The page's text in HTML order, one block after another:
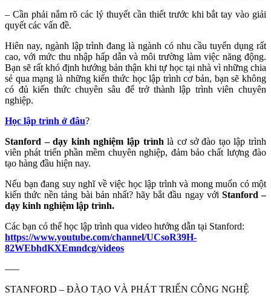
– Cần phải nắm rõ các lý thuyết cần thiết trước khi bắt tay vào giải
quyết các vấn đề.
Hiên nay, ngành lập trình đang là ngành có nhu cầu tuyển dụng rất
cao, với mức thu nhập hấp dẫn và môi trường làm việc năng động.
Bạn sẽ rất khó định hướng bản thận khi tự học tại nhà vì những chia
sẻ qua mạng là những kiến thức học lập trình cơ bản, bạn sẽ không
có đủ kiến thức chuyên sâu để trở thành lập trình viên chuyên
nghiệp.
Học lập trình ở đâu?
Stanford – dạy kinh nghiệm lập trình là cơ sở đào tạo lập trình
viên phát triển phần mềm chuyên nghiệp, đảm bảo chất lượng đào
tạo hàng đầu hiện nay.
Nếu bạn đang suy nghĩ về việc học lập trình và mong muốn có một
kiến thức nền tảng bài bản nhất? hãy bắt đầu ngay với Stanford –
dạy kinh nghiệm lập trình.
Các bạn có thể học lập trình qua video hướng dẫn tại Stanford:
https://www.youtube.com/channel/UCsoR39H-
82WEbhdKXEmndcg/videos
—–
STANFORD – ĐÀO TẠO VÀ PHÁT TRIỂN CÔNG NGHỆ